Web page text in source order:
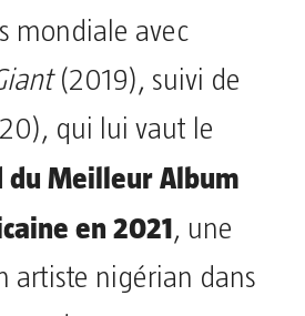
mondiale avec
(2019), suivi de
qui lui vaut le
du Meilleur Album
en 2021, une
artiste nigérian dans